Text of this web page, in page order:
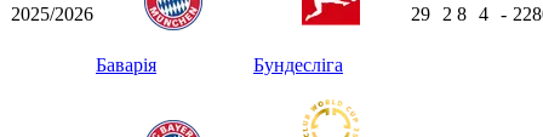
2025/2026
Баварія Бундесліга
29 2 8 4 -